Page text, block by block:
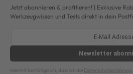
Jetzt abonnieren & profitieren! | Exklusive
Werkzeugwissen und Tests direkt in dein
Newsletter
Hiermit bestätige ich, dass ich die Datenschutzerklärung